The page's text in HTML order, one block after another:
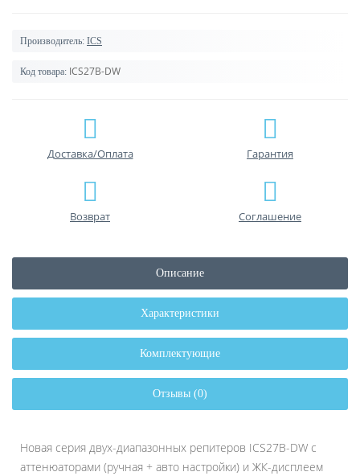
Производитель: ICS
Код товара: ICS27B-DW
Доставка/Оплата Гарантия
Возврат Соглашение
Описание
Характеристики
Комплектующие
Отзывы (0)
Новая серия двух-диапазонных репитеров ICS27B-DW с
аттенюаторами (ручная + авто настройки) и ЖК-дисплеем